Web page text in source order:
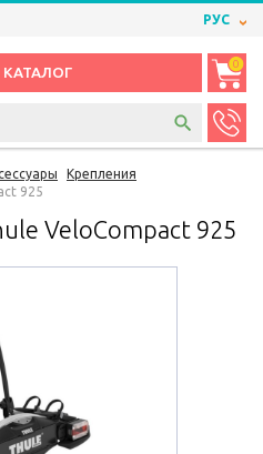
РУС
КАТАЛОГ
0
Крепления
925
VeloCompact 925